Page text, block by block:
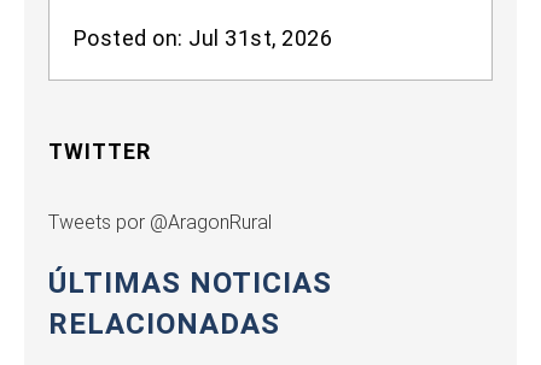
Posted on: Jul 31st, 2026
TWITTER
Tweets por @AragonRural
ÚLTIMAS NOTICIAS
RELACIONADAS